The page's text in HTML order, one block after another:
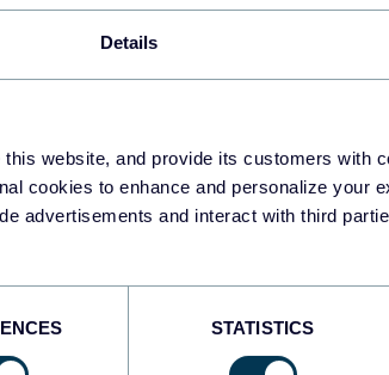
Details
website, and provide its customers with
cookies to enhance and personalize your
advertisements and interact with third
STATISTICS
BIpour TikTok par Coupler.io, suivez trois
données de TikTok Ads
» dans le formulaire présélectionné